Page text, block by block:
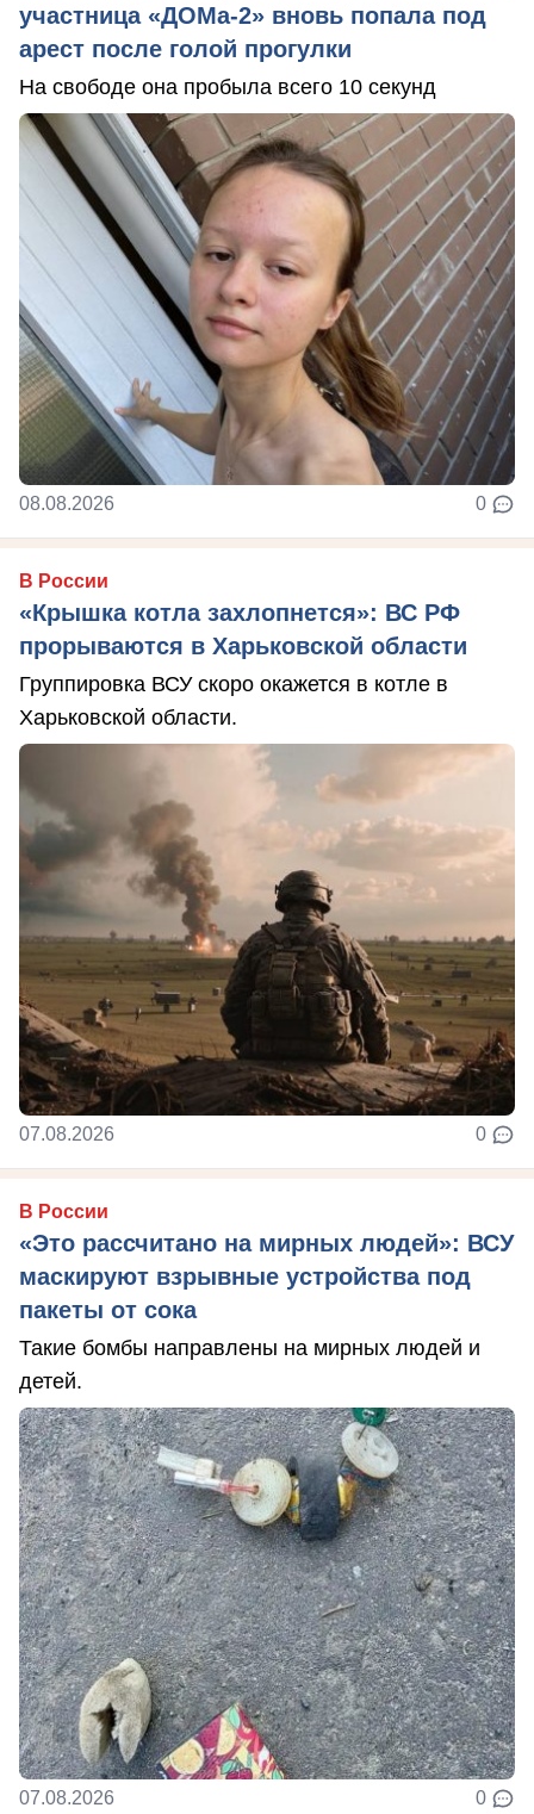
участница «ДОМа-2» вновь попала под
арест после голой прогулки
На свободе она пробыла всего 10 секунд
08.08.2026 0
В России
«Крышка котла захлопнется»: ВС РФ
прорываются в Харьковской области
Группировка ВСУ скоро окажется в котле в
Харьковской области.
07.08.2026 0
В России
«Это рассчитано на мирных людей»: ВСУ
маскируют взрывные устройства под
пакеты от сока
Такие бомбы направлены на мирных людей и
детей.
07.08.2026 0